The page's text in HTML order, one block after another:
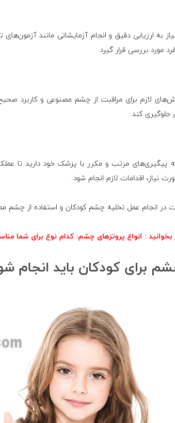
به ارزیابی دقیق و انجام ‌آزمایشاتی مانند آزمون‌های
مورد بررسی قرار گیرد.
لازم برای مراقبت از چشم مصنوعی و کاربرد
جلوگیری کند.
به پیگیری‌های مرتب و مکرر با پزشک خود دارید تا
نیاز، اقدامات لازم انجام شود.
در انجام عمل تخلیه چشم کودکان و استفاده از چشم
: انواع پروتزهای چشم: کدام نوع برای شما
برای کودکان باید انجام